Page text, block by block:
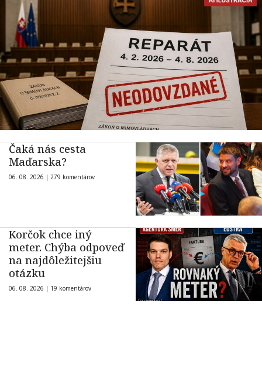
Čaká nás cesta
Maďarska?
06. 08. 2026 | 279 komentárov
Korčok chce iný
meter. Chýba odpoveď
na najdôležitejšiu
otázku
06. 08. 2026 | 19 komentárov